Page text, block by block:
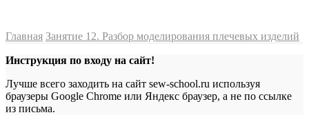
Главная Занятие 12. Разбор моделирования плечевых изделий
Инструкция по входу на сайт!
Лучше всего заходить на сайт sew-school.ru используя
браузеры Google Chrome или Яндекс браузер, а не по ссылке
из письма.